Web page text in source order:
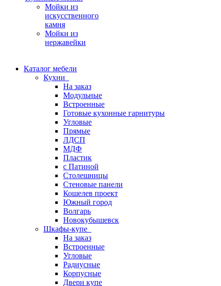
Мойки из
искусственного
камня
Мойки из
нержавейки
Каталог мебели
Кухни
На заказ
Модульные
Встроенные
Готовые кухонные гарнитуры
Угловые
Прямые
ЛДСП
МДФ
Пластик
с Патиной
Столешницы
Стеновые панели
Кошелев проект
Южный город
Волгарь
Новокубышевск
Шкафы-купе
На заказ
Встроенные
Угловые
Радиусные
Корпусные
Двери купе